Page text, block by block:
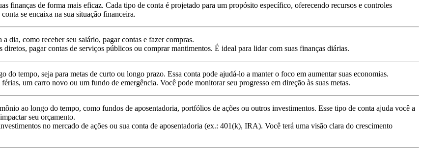
finanças de forma mais eficaz. Cada tipo de conta é projetado para um propósito específico, oferecendo recursos e controles
se encaixa na sua situação financeira.
dia, como receber seu salário, pagar contas e fazer compras.
diretos, pagar contas de serviços públicos ou comprar mantimentos. É ideal para lidar com suas finanças diárias.
do tempo, seja para metas de curto ou longo prazo. Essa conta pode ajudá-lo a manter o foco em aumentar suas economias.
um carro novo ou um fundo de emergência. Você pode monitorar seu progresso em direção às suas metas.
ao longo do tempo, como fundos de aposentadoria, portfólios de ações ou outros investimentos. Esse tipo de conta ajuda você a
seu orçamento.
no mercado de ações ou sua conta de aposentadoria (ex.: 401(k), IRA). Você terá uma visão clara do crescimento